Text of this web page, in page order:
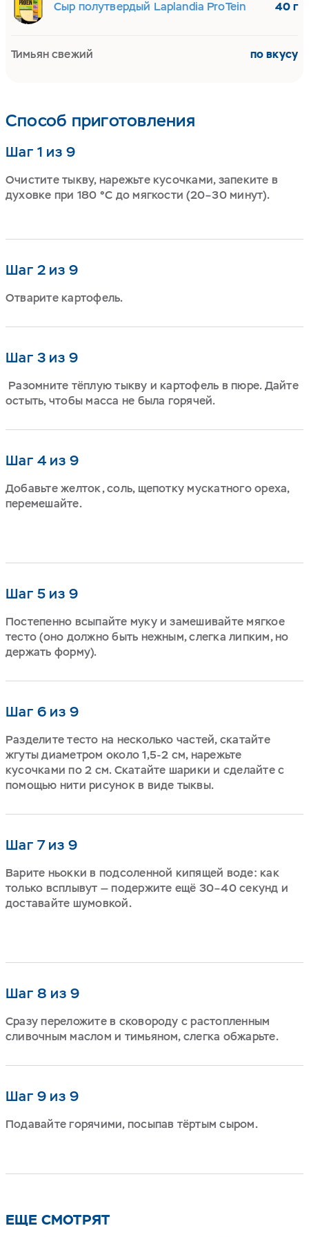
Способ приготовления
Шаг 1 из 9
Очистите тыкву, нарежьте кусочками, запеките в
духовке при 180 °C до мягкости (20–30 минут).
Шаг 2 из 9
Отварите картофель.
Шаг 3 из 9
Разомните тёплую тыкву и картофель в пюре. Дайте
остыть, чтобы масса не была горячей.
Шаг 4 из 9
Добавьте желток, соль, щепотку мускатного ореха,
перемешайте.
Шаг 5 из 9
Постепенно всыпайте муку и замешивайте мягкое
тесто (оно должно быть нежным, слегка липким, но
держать форму).
Шаг 6 из 9
Разделите тесто на несколько частей, скатайте
жгуты диаметром около 1,5-2 см, нарежьте
кусочками по 2 см. Скатайте шарики и сделайте с
помощью нити рисунок в виде тыквы.
Шаг 7 из 9
Варите ньокки в подсоленной кипящей воде: как
только всплывут — подержите ещё 30–40 секунд и
доставайте шумовкой.
Шаг 8 из 9
Сразу переложите в сковороду с растопленным
сливочным маслом и тимьяном, слегка обжарьте.
Шаг 9 из 9
Подавайте горячими, посыпав тёртым сыром.
Сыр полутвердый Laplandia ProTein 40 г
Тимьян свежий по вкусу
ЕЩЕ СМОТРЯТ